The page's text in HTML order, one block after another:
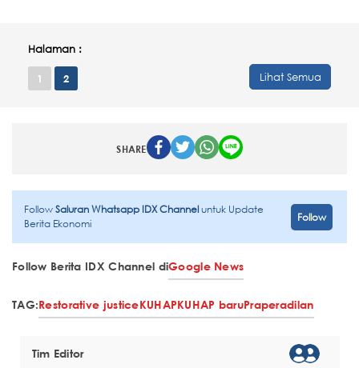
Halaman :
1 2 Lihat Semua
SHARE
FollowSaluran Whatsapp IDX Channeluntuk Update
Berita Ekonomi
Follow
Follow Berita IDX Channel diGoogle News
TAG:Restorative justiceKUHAPKUHAP baruPraperadilan
Tim Editor